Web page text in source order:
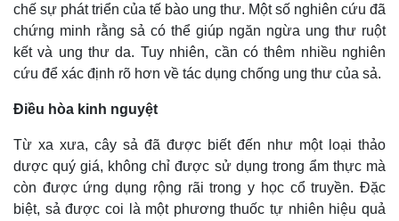
Pháp luật
Vụ án
Tư vấn luật
Vũ khí
Việt Nam
Phân tích
chế sự phát triển của tế bào ung thư. Một số nghiên cứu đã
chứng minh rằng sả có thể giúp ngăn ngừa ung thư ruột
kết và ung thư da. Tuy nhiên, cần có thêm nhiều nghiên
cứu để xác định rõ hơn về tác dụng chống ung thư của sả.
Điều hòa kinh nguyệt
Từ xa xưa, cây sả đã được biết đến như một loại thảo
dược quý giá, không chỉ được sử dụng trong ẩm thực mà
còn được ứng dụng rộng rãi trong y học cổ truyền. Đặc
biệt, sả được coi là một phương thuốc tự nhiên hiệu quả